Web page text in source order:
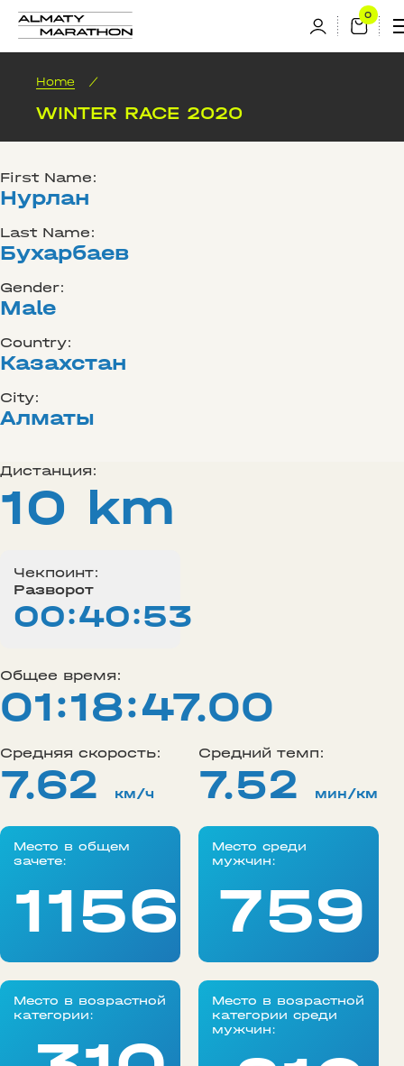
Home /
WINTER RACE 2020
First Name:
Нурлан
Last Name:
Бухарбаев
Gender:
Male
Country:
Казахстан
City:
Алматы
Дистанция:
10 km
Чекпоинт:
Разворот
00:40:53
Общее время:
01:18:47.00
Средняя скорость:
7.62 км/ч
Средний темп:
7.52 мин/км
Место в общем
зачете:
1156
Место среди
мужчин:
759
Место в возрастной
категории:
Место в возрастной
категории среди
мужчин: